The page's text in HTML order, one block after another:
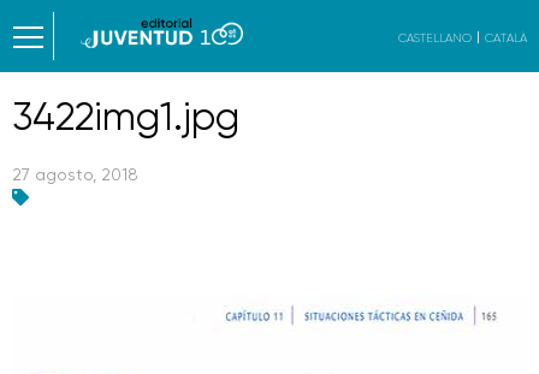
CASTELLANO CATALÀ
3422img1.jpg
27 agosto, 2018